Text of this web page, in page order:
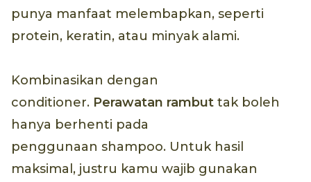
punya manfaat melembapkan, seperti
protein, keratin, atau minyak alami.
Kombinasikan dengan
conditioner. Perawatan rambut tak boleh
hanya berhenti pada
penggunaan shampoo. Untuk hasil
maksimal, justru kamu wajib gunakan